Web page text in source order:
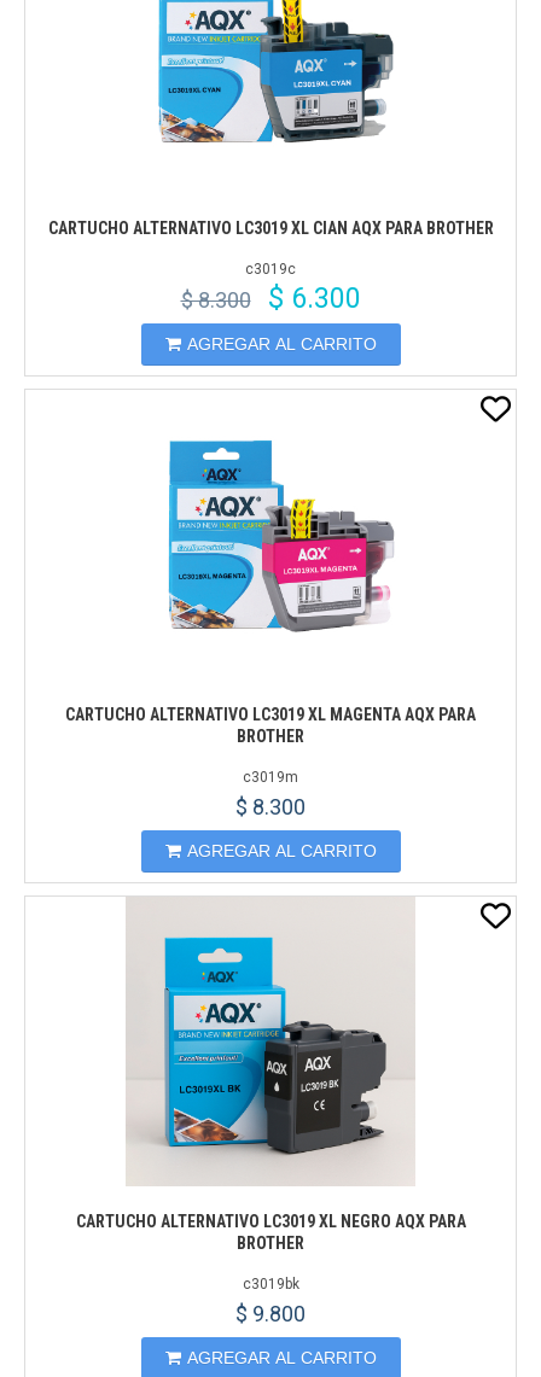
CARTUCHO ALTERNATIVO LC3019 XL CIAN AQX PARA BROTHER
c3019c
$ 8.300 $ 6.300
AGREGAR AL CARRITO
CARTUCHO ALTERNATIVO LC3019 XL MAGENTA AQX PARA
BROTHER
c3019m
$ 8.300
AGREGAR AL CARRITO
CARTUCHO ALTERNATIVO LC3019 XL NEGRO AQX PARA
BROTHER
c3019bk
$ 9.800
AGREGAR AL CARRITO